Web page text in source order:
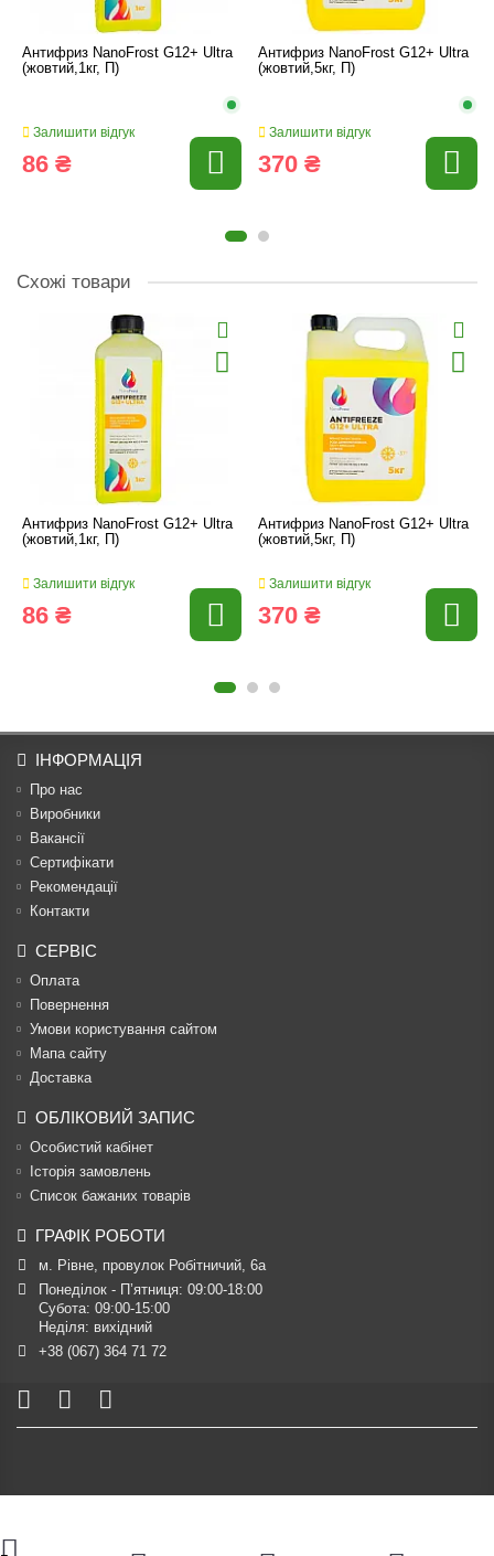
Антифриз NanoFrost G12+ Ultra
(жовтий,1кг, П)
Залишити відгук
86 ₴
Антифриз NanoFrost G12+ Ultra
(жовтий,5кг, П)
Залишити відгук
370 ₴
Схожі товари
Антифриз NanoFrost G12+ Ultra
(жовтий,1кг, П)
Залишити відгук
86 ₴
Антифриз NanoFrost G12+ Ultra
(жовтий,5кг, П)
Залишити відгук
370 ₴
ІНФОРМАЦІЯ
Про нас
Виробники
Вакансії
Сертифікати
Рекомендації
Контакти
СЕРВІС
Оплата
Повернення
Умови користування сайтом
Мапа сайту
Доставка
ОБЛІКОВИЙ ЗАПИС
Особистий кабінет
Історія замовлень
Список бажаних товарів
ГРАФІК РОБОТИ
м. Рівне, провулок Робітничий, 6а
Понеділок - П’ятниця: 09:00-18:00
Субота: 09:00-15:00
Неділя: вихідний
+38 (067) 364 71 72